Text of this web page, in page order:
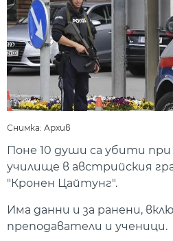
Снимка: Архив
Поне 10 души са убити при
училище в австрийския
"Кронен Цайтунг".
Има данни и за ранени,
преподаватели и ученици.